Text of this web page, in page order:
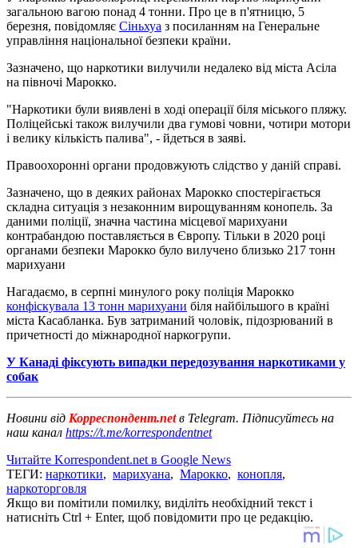
загальною вагою понад 4 тонни. Про це в п'ятницю, 5
березня, повідомляє Сіньхуа з посиланням на Генеральне
управління національної безпеки країни.
Зазначено, що наркотики вилучили недалеко від міста Асіла
на півночі Марокко.
"Наркотики були виявлені в ході операції біля міського пляжу.
Поліцейські також вилучили два гумові човни, чотири мотори
і велику кількість палива", - йдеться в заяві.
Правоохоронні органи продовжують слідство у даній справі.
Зазначено, що в деяких районах Марокко спостерігається
складна ситуація з незаконним вирощуванням конопель. За
даними поліції, значна частина місцевої марихуани
контрабандою поставляється в Європу. Тільки в 2020 році
органами безпеки Марокко було вилучено близько 217 тонн
марихуани
Нагадаємо, в серпні минулого року поліція Марокко
конфіскувала 13 тонн марихуани біля найбільшого в країні
міста Касабланка. Був затриманий чоловік, підозрюваний в
причетності до міжнародної наркогрупи.
У Канаді фіксують випадки передозування наркотиками у
собак
Новини від Корреспондент.netв Telegram. Підписуйтесь на
наш канал https://t.me/korrespondentnet
Читайте Korrespondent.net в Google News
ТЕГИ: наркотики, марихуана, Марокко, конопля,
наркоторговля
Якщо ви помітили помилку, виділіть необхідний текст і
натисніть Ctrl + Enter, щоб повідомити про це редакцію.